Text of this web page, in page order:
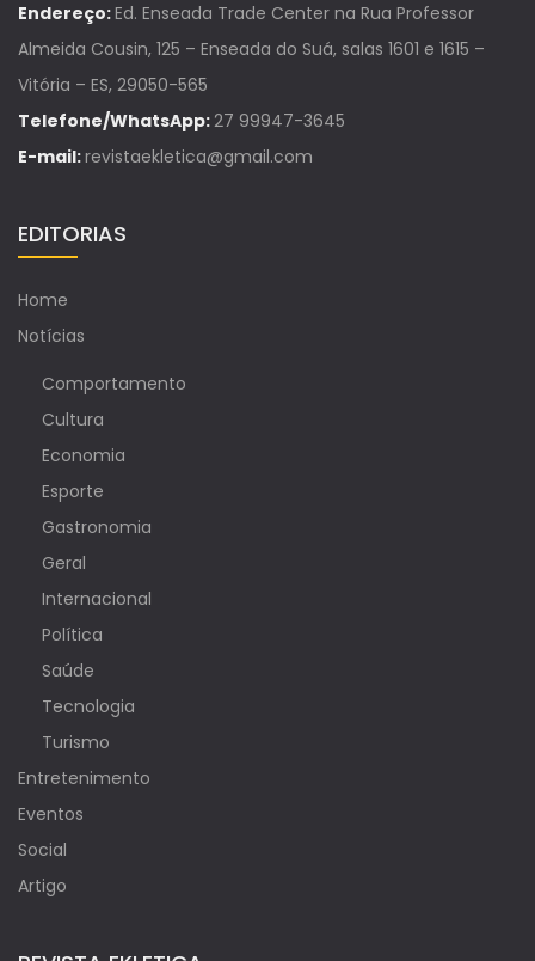
Endereço:Ed. Enseada Trade Center na Rua Professor
Almeida Cousin, 125 – Enseada do Suá, salas 1601 e 1615 –
Vitória – ES, 29050-565
Telefone/WhatsApp:27 99947-3645
E-mail:revistaekletica@gmail.com
EDITORIAS
Home
Notícias
Comportamento
Cultura
Economia
Esporte
Gastronomia
Geral
Internacional
Política
Saúde
Tecnologia
Turismo
Entretenimento
Eventos
Social
Artigo